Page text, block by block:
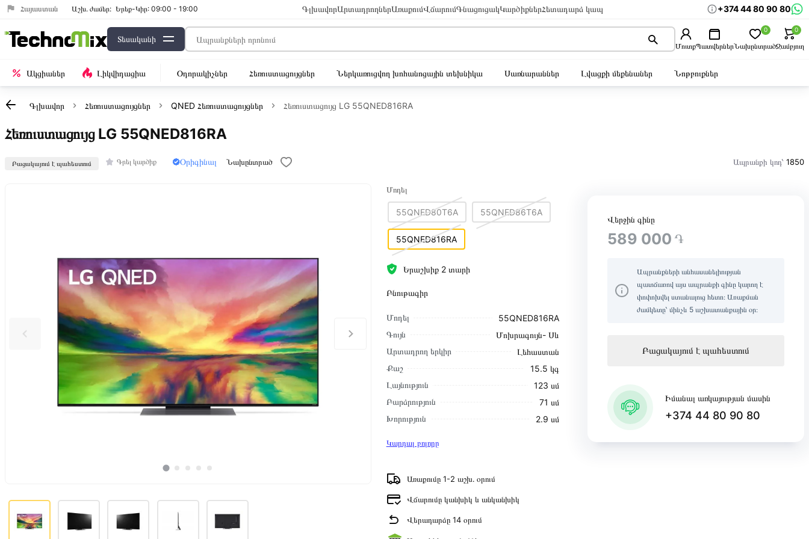
Հայաստան Աշխ․ ժամեր: Երեք-Կիր: 09:00 - 19:00 ԳլխավորԱրտադրողներԱռաքումՎճարումԳնացուցակԿարծիքներՀետադարձ կապ +374 44 80 90 80
Տեսականի
ՄուտքՊատվերներՆախընտրած
0
Զամբյուղ
0
Ակցիաներ Լիկվիդացիա Օդորակիչներ Հեռուստացույցներ Ներկառուցվող խոհանոցային տեխնիկա Սառնարաններ Լվացքի մեքենաներ Նոթբուքներ
Գլխավոր Հեռուստացույցներ QNED Հեռուստացույցներ Հեռուստացույց LG 55QNED816RA
Հեռուստացույց LG 55QNED816RA
Բացակայում է պահեստում Գրել կարծիք Օրիգինալ Նախընտրած Ապրանքի կոդ՝ 1850
Մոդել
55QNED80T6A 55QNED86T6A
55QNED816RA
Երաշխիք 2 տարի
Բնութագիր
Մոդել
55QNED816RA
Գույն
Մոխրագույն- Սև
Արտադրող երկիր
Լեհաստան
Քաշ
15.5 կգ
Լայնություն
123 սմ
Բարձրություն
71 սմ
Խորություն
2․9 սմ
Կարդալ բոլորը
Առաքումը 1-2 աշխ․ օրում
Վճարումը կանխիկ և անկանխիկ
Վերադարձը 14 օրում
Վերջին գինը
589 000 ֏
Ապրանքների անհասանելիության
պատճառով այս ապրանքի գինը կարող է
փոփոխվել ստանալուց հետո։ Առաքման
ժամկետը՝ մինչև 5 աշխատանքային օր։
Բացակայում է պահեստում
Իմանալ առկայության մասին
+374 44 80 90 80